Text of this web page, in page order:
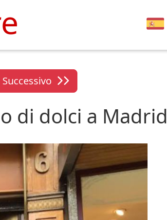
Successivo
di dolci a Madrid